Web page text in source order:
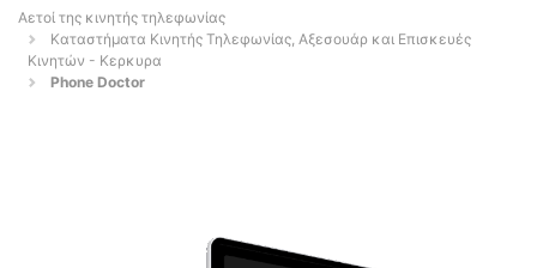
Αετοί της κινητής τηλεφωνίας
Καταστήματα Κινητής Τηλεφωνίας, Αξεσουάρ και Επισκευές
Κινητών - Κερκυρα
Phone Doctor